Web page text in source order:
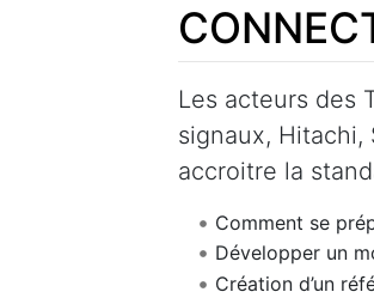
Aller à :navigation,
Les acteurs des
signaux, Hitachi,
accroitre la
Comment se
Développer un
Création d’un